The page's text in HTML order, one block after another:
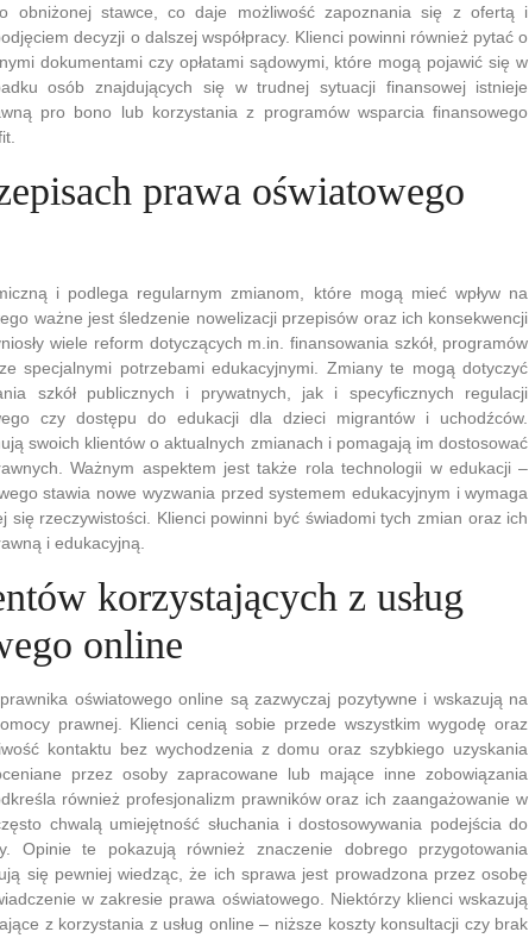
obniżonej stawce, co daje możliwość zapoznania się z ofertą i
decyzji o dalszej współpracy. Klienci powinni również pytać o
dokumentami czy opłatami sądowymi, które mogą pojawić się w
osób znajdujących się w trudnej sytuacji finansowej istnieje
pro bono lub korzystania z programów wsparcia finansowego
prawa oświatowego
i podlega regularnym zmianom, które mogą mieć wpływ na
ważne jest śledzenie nowelizacji przepisów oraz ich konsekwencji
wiele reform dotyczących m.in. finansowania szkół, programów
specjalnymi potrzebami edukacyjnymi. Zmiany te mogą dotyczyć
szkół publicznych i prywatnych, jak i specyficznych regulacji
czy dostępu do edukacji dla dzieci migrantów i uchodźców.
swoich klientów o aktualnych zmianach i pomagają im dostosować
Ważnym aspektem jest także rola technologii w edukacji –
stawia nowe wyzwania przed systemem edukacyjnym i wymaga
się rzeczywistości. Klienci powinni być świadomi tych zmian oraz ich
i edukacyjną.
korzystających z usług
online
oświatowego online są zazwyczaj pozytywne i wskazują na
prawnej. Klienci cenią sobie przede wszystkim wygodę oraz
kontaktu bez wychodzenia z domu oraz szybkiego uzyskania
przez osoby zapracowane lub mające inne zobowiązania
również profesjonalizm prawników oraz ich zaangażowanie w
chwalą umiejętność słuchania i dostosowywania podejścia do
Opinie te pokazują również znaczenie dobrego przygotowania
się pewniej wiedząc, że ich sprawa jest prowadzona przez osobę
w zakresie prawa oświatowego. Niektórzy klienci wskazują
z korzystania z usług online – niższe koszty konsultacji czy brak